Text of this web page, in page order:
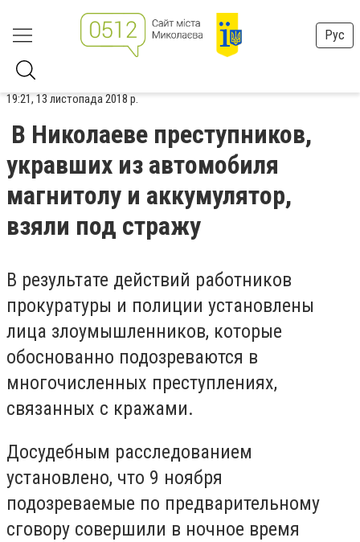
Рус
19:21, 13 листопада 2018 р.
В Николаеве преступников,
укравших из автомобиля
магнитолу и аккумулятор,
взяли под стражу
В результате действий работников
прокуратуры и полиции установлены
лица злоумышленников, которые
обоснованно подозреваются в
многочисленных преступлениях,
связанных с кражами.
Досудебным расследованием
установлено, что 9 ноября
подозреваемые по предварительному
сговору совершили в ночное время